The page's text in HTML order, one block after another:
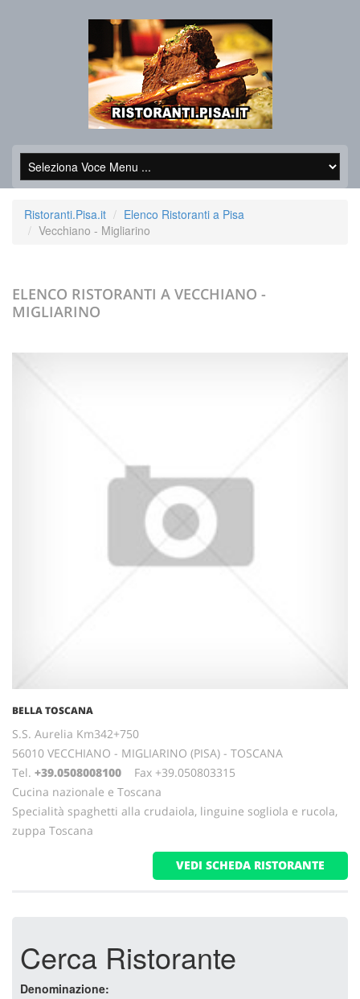
Ristoranti.Pisa.it
Elenco Ristoranti a Pisa
Vecchiano - Migliarino
ELENCO RISTORANTI A VECCHIANO -
MIGLIARINO
BELLA TOSCANA
S.S. Aurelia Km342+750
56010 VECCHIANO - MIGLIARINO (PISA) - TOSCANA
Tel. +39.0508008100 Fax +39.050803315
Cucina nazionale e Toscana
Specialità spaghetti alla crudaiola, linguine sogliola e rucola,
zuppa Toscana
VEDI SCHEDA RISTORANTE
Cerca Ristorante
Denominazione: